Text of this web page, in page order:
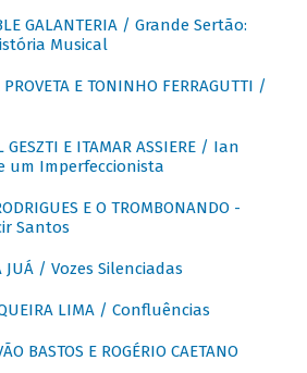
GALANTERIA / Grande Sertão:
Musical
E TONINHO FERRAGUTTI /
GESZTI E ITAMAR ASSIERE / Ian
um Imperfeccionista
E O TROMBONANDO -
Santos
JUÁ / Vozes Silenciadas
LIMA / Confluências
BASTOS E ROGÉRIO CAETANO